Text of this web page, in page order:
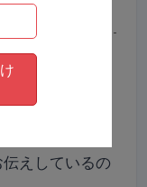
、【講師紹
のように超え
えしているの